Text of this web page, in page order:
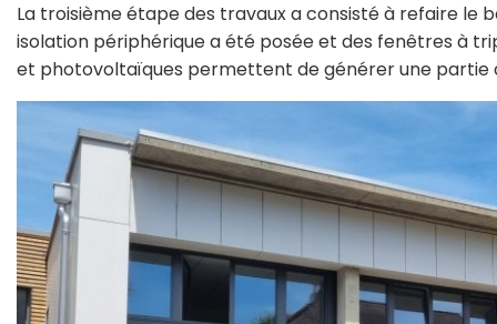
La troisième étape des travaux a consisté à refaire le
isolation périphérique a été posée et des fenêtres à
et photovoltaïques permettent de générer une partie